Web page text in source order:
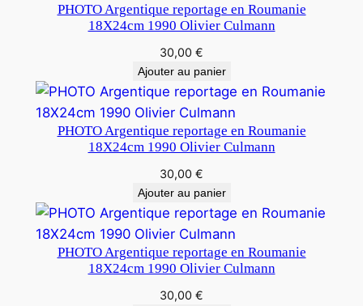
PHOTO Argentique reportage en Roumanie
18X24cm 1990 Olivier Culmann
30,00 €
Ajouter au panier
PHOTO Argentique reportage en Roumanie
18X24cm 1990 Olivier Culmann
30,00 €
Ajouter au panier
PHOTO Argentique reportage en Roumanie
18X24cm 1990 Olivier Culmann
30,00 €